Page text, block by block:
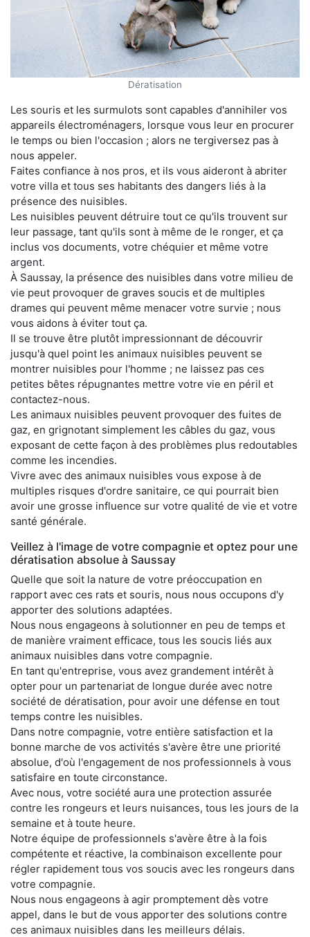
Dératisation
Les souris et les surmulots sont capables d'annihiler vos
appareils électroménagers, lorsque vous leur en procurer
le temps ou bien l'occasion ; alors ne tergiversez pas à
nous appeler.
Faites confiance à nos pros, et ils vous aideront à abriter
votre villa et tous ses habitants des dangers liés à la
présence des nuisibles.
Les nuisibles peuvent détruire tout ce qu'ils trouvent sur
leur passage, tant qu'ils sont à même de le ronger, et ça
inclus vos documents, votre chéquier et même votre
argent.
À Saussay, la présence des nuisibles dans votre milieu de
vie peut provoquer de graves soucis et de multiples
drames qui peuvent même menacer votre survie ; nous
vous aidons à éviter tout ça.
Il se trouve être plutôt impressionnant de découvrir
jusqu'à quel point les animaux nuisibles peuvent se
montrer nuisibles pour l'homme ; ne laissez pas ces
petites bêtes répugnantes mettre votre vie en péril et
contactez-nous.
Les animaux nuisibles peuvent provoquer des fuites de
gaz, en grignotant simplement les câbles du gaz, vous
exposant de cette façon à des problèmes plus redoutables
comme les incendies.
Vivre avec des animaux nuisibles vous expose à de
multiples risques d'ordre sanitaire, ce qui pourrait bien
avoir une grosse influence sur votre qualité de vie et votre
santé générale.
Veillez à l'image de votre compagnie et optez pour une
dératisation absolue à Saussay
Quelle que soit la nature de votre préoccupation en
rapport avec ces rats et souris, nous nous occupons d'y
apporter des solutions adaptées.
Nous nous engageons à solutionner en peu de temps et
de manière vraiment efficace, tous les soucis liés aux
animaux nuisibles dans votre compagnie.
En tant qu'entreprise, vous avez grandement intérêt à
opter pour un partenariat de longue durée avec notre
société de dératisation, pour avoir une défense en tout
temps contre les nuisibles.
Dans notre compagnie, votre entière satisfaction et la
bonne marche de vos activités s'avère être une priorité
absolue, d'où l'engagement de nos professionnels à vous
satisfaire en toute circonstance.
Avec nous, votre société aura une protection assurée
contre les rongeurs et leurs nuisances, tous les jours de la
semaine et à toute heure.
Notre équipe de professionnels s'avère être à la fois
compétente et réactive, la combinaison excellente pour
régler rapidement tous vos soucis avec les rongeurs dans
votre compagnie.
Nous nous engageons à agir promptement dès votre
appel, dans le but de vous apporter des solutions contre
ces animaux nuisibles dans les meilleurs délais.